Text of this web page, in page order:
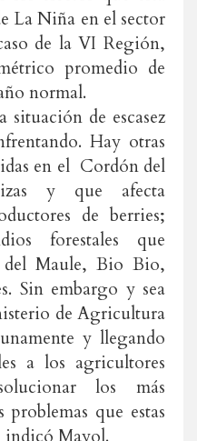
La Niña en el sector
de la VI Región,
promedio de
normal.
situación de escasez
Hay otras
en el Cordón del
y que afecta
de berries;
forestales que
del Maule, Bio Bio,
Sin embargo y sea
de Agricultura
y llegando
a los agricultores
los más
que estas